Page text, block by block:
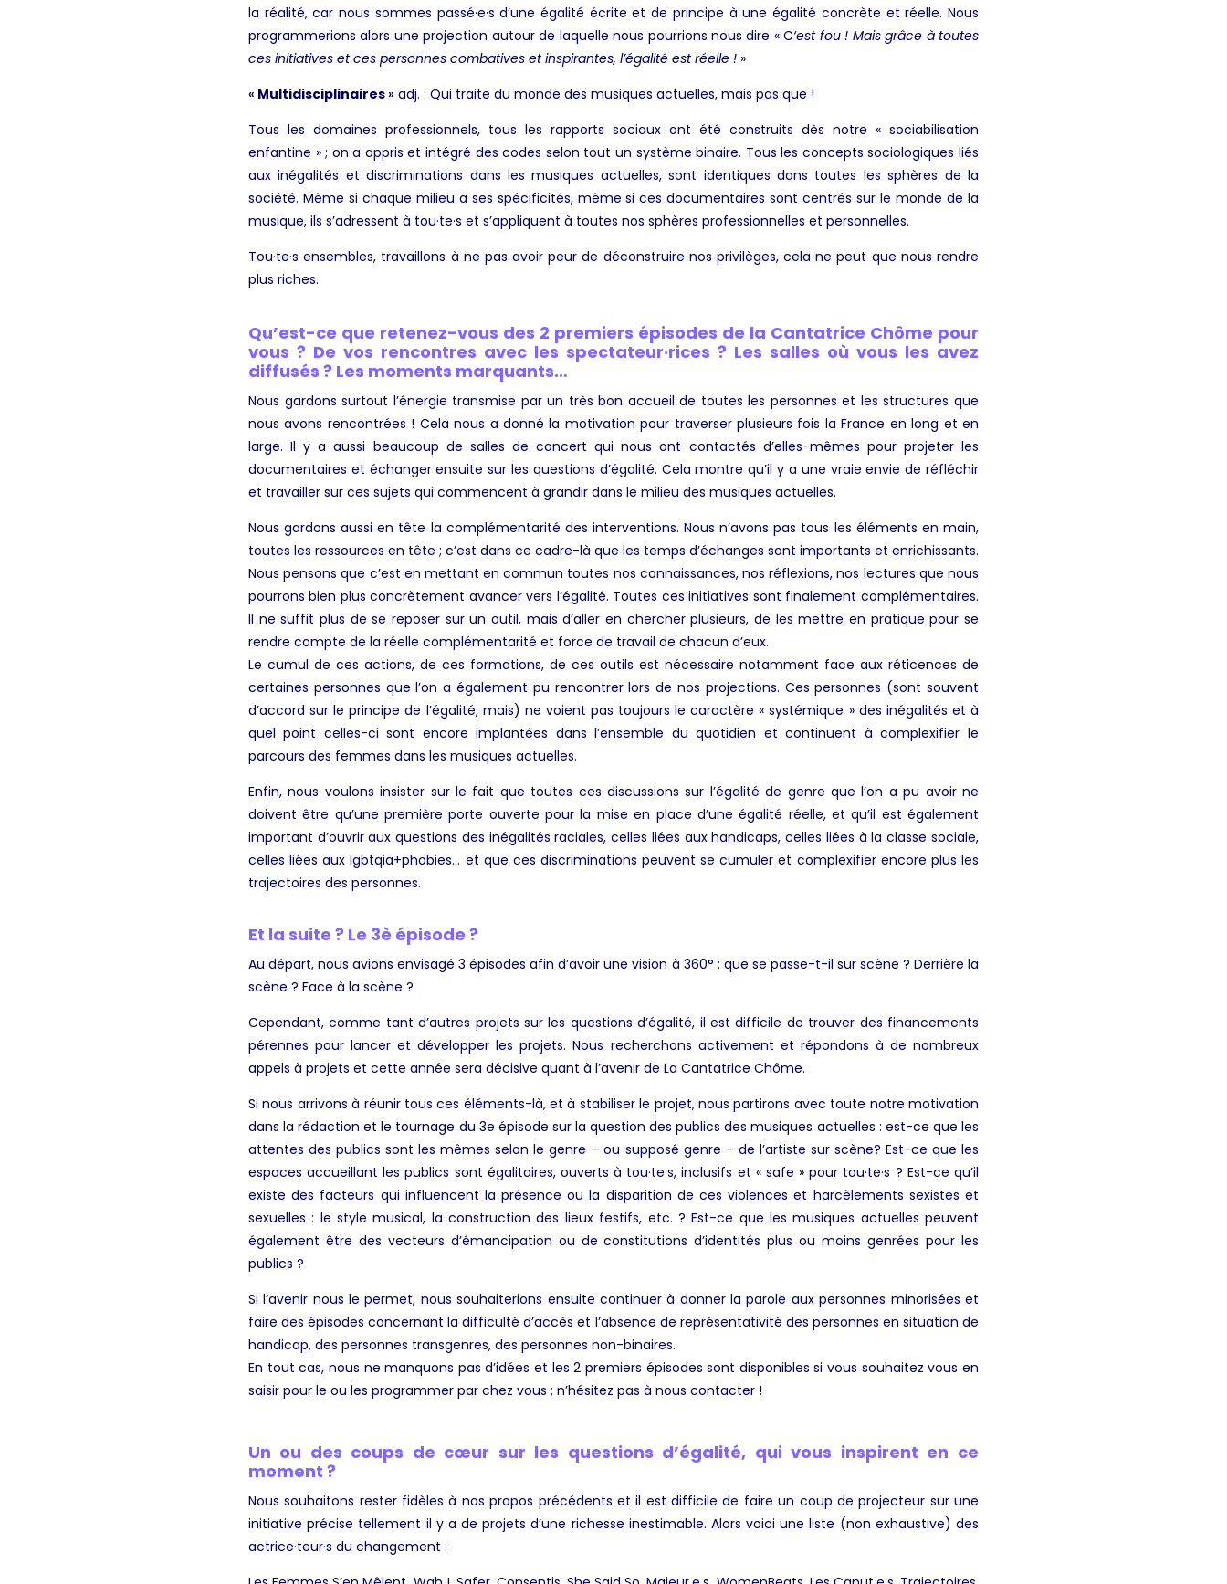
la réalité, car nous sommes passé·e·s d’une égalité écrite et de principe à une égalité concrète et réelle. Nous
programmerions alors une projection autour de laquelle nous pourrions nous dire « C‘est fou ! Mais grâce à toutes
ces initiatives et ces personnes combatives et inspirantes, l’égalité est réelle !»
« Multidisciplinaires » adj. : Qui traite du monde des musiques actuelles, mais pas que !
Tous les domaines professionnels, tous les rapports sociaux ont été construits dès notre « sociabilisation
enfantine » ; on a appris et intégré des codes selon tout un système binaire. Tous les concepts sociologiques liés
aux inégalités et discriminations dans les musiques actuelles, sont identiques dans toutes les sphères de la
société. Même si chaque milieu a ses spécificités, même si ces documentaires sont centrés sur le monde de la
musique, ils s’adressent à tou·te·s et s’appliquent à toutes nos sphères professionnelles et personnelles.
Tou·te·s ensembles, travaillons à ne pas avoir peur de déconstruire nos privilèges, cela ne peut que nous rendre
plus riches.
Qu’est-ce que retenez-vous des 2 premiers épisodes de la Cantatrice Chôme pour
vous ? De vos rencontres avec les spectateur·rices ? Les salles où vous les avez
diffusés ? Les moments marquants…
Nous gardons surtout l’énergie transmise par un très bon accueil de toutes les personnes et les structures que
nous avons rencontrées ! Cela nous a donné la motivation pour traverser plusieurs fois la France en long et en
large. Il y a aussi beaucoup de salles de concert qui nous ont contactés d’elles-mêmes pour projeter les
documentaires et échanger ensuite sur les questions d’égalité. Cela montre qu’il y a une vraie envie de réfléchir
et travailler sur ces sujets qui commencent à grandir dans le milieu des musiques actuelles.
Nous gardons aussi en tête la complémentarité des interventions. Nous n’avons pas tous les éléments en main,
toutes les ressources en tête ; c’est dans ce cadre-là que les temps d’échanges sont importants et enrichissants.
Nous pensons que c’est en mettant en commun toutes nos connaissances, nos réflexions, nos lectures que nous
pourrons bien plus concrètement avancer vers l’égalité. Toutes ces initiatives sont finalement complémentaires.
Il ne suffit plus de se reposer sur un outil, mais d’aller en chercher plusieurs, de les mettre en pratique pour se
rendre compte de la réelle complémentarité et force de travail de chacun d’eux.
Le cumul de ces actions, de ces formations, de ces outils est nécessaire notamment face aux réticences de
certaines personnes que l’on a également pu rencontrer lors de nos projections. Ces personnes (sont souvent
d’accord sur le principe de l’égalité, mais) ne voient pas toujours le caractère « systémique » des inégalités et à
quel point celles-ci sont encore implantées dans l’ensemble du quotidien et continuent à complexifier le
parcours des femmes dans les musiques actuelles.
Enfin, nous voulons insister sur le fait que toutes ces discussions sur l’égalité de genre que l’on a pu avoir ne
doivent être qu’une première porte ouverte pour la mise en place d’une égalité réelle, et qu’il est également
important d’ouvrir aux questions des inégalités raciales, celles liées aux handicaps, celles liées à la classe sociale,
celles liées aux lgbtqia+phobies… et que ces discriminations peuvent se cumuler et complexifier encore plus les
trajectoires des personnes.
Et la suite ? Le 3è épisode ?
Au départ, nous avions envisagé 3 épisodes afin d’avoir une vision à 360° : que se passe-t-il sur scène ? Derrière la
scène ? Face à la scène ?
Cependant, comme tant d’autres projets sur les questions d’égalité, il est difficile de trouver des financements
pérennes pour lancer et développer les projets. Nous recherchons activement et répondons à de nombreux
appels à projets et cette année sera décisive quant à l’avenir de La Cantatrice Chôme.
Si nous arrivons à réunir tous ces éléments-là, et à stabiliser le projet, nous partirons avec toute notre motivation
dans la rédaction et le tournage du 3e épisode sur la question des publics des musiques actuelles : est-ce que les
attentes des publics sont les mêmes selon le genre – ou supposé genre – de l’artiste sur scène? Est-ce que les
espaces accueillant les publics sont égalitaires, ouverts à tou·te·s, inclusifs et « safe » pour tou·te·s ? Est-ce qu’il
existe des facteurs qui influencent la présence ou la disparition de ces violences et harcèlements sexistes et
sexuelles : le style musical, la construction des lieux festifs, etc. ? Est-ce que les musiques actuelles peuvent
également être des vecteurs d’émancipation ou de constitutions d’identités plus ou moins genrées pour les
publics ?
Si l’avenir nous le permet, nous souhaiterions ensuite continuer à donner la parole aux personnes minorisées et
faire des épisodes concernant la difficulté d’accès et l’absence de représentativité des personnes en situation de
handicap, des personnes transgenres, des personnes non-binaires.
En tout cas, nous ne manquons pas d’idées et les 2 premiers épisodes sont disponibles si vous souhaitez vous en
saisir pour le ou les programmer par chez vous ; n’hésitez pas à nous contacter !
Un ou des coups de cœur sur les questions d’égalité, qui vous inspirent en ce
moment ?
Nous souhaitons rester fidèles à nos propos précédents et il est difficile de faire un coup de projecteur sur une
initiative précise tellement il y a de projets d’une richesse inestimable. Alors voici une liste (non exhaustive) des
actrice·teur·s du changement :